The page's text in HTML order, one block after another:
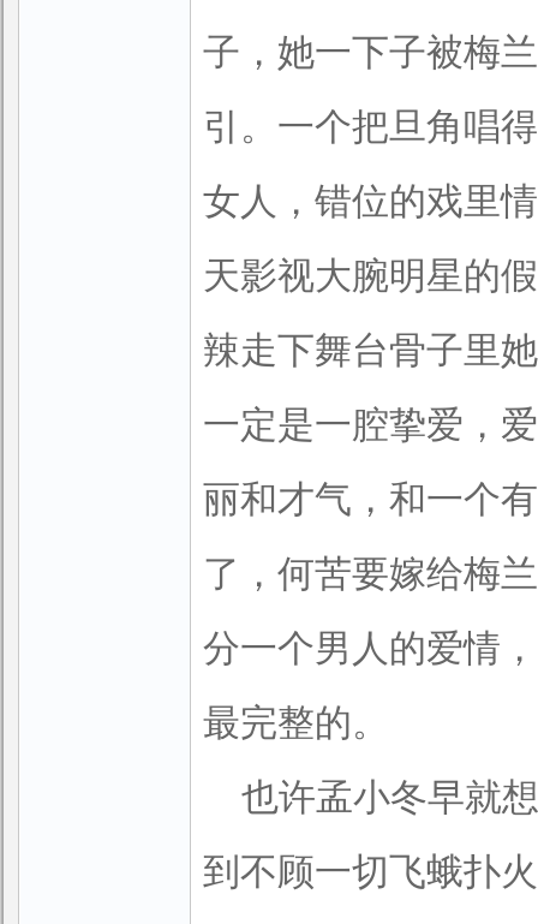
子，她一下子被梅
引。一个把旦角唱
女人，错位的戏里
天影视大腕明星的
辣走下舞台骨子里
一定是一腔挚爱，
丽和才气，和一个
了，何苦要嫁给梅
分一个男人的爱情
最完整的。
也许孟小冬早就
到不顾一切飞蛾扑